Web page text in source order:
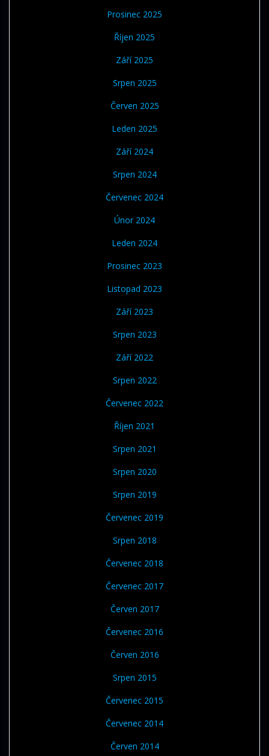
Prosinec 2025
Říjen 2025
Září 2025
Srpen 2025
Červen 2025
Leden 2025
Září 2024
Srpen 2024
Červenec 2024
Únor 2024
Leden 2024
Prosinec 2023
Listopad 2023
Září 2023
Srpen 2023
Září 2022
Srpen 2022
Červenec 2022
Říjen 2021
Srpen 2021
Srpen 2020
Srpen 2019
Červenec 2019
Srpen 2018
Červenec 2018
Červenec 2017
Červen 2017
Červenec 2016
Červen 2016
Srpen 2015
Červenec 2015
Červenec 2014
Červen 2014